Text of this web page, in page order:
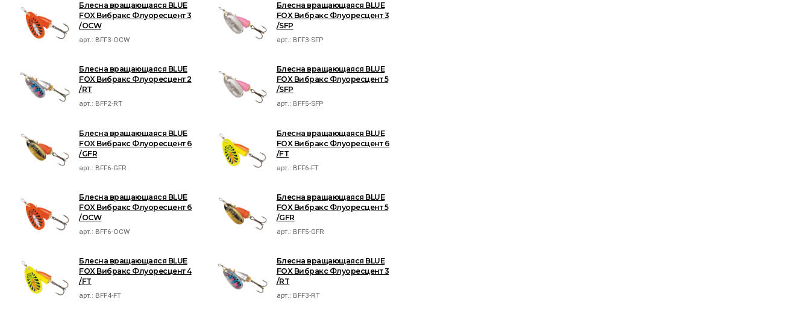
Блесна вращающаяся BLUE
FOX Вибракс Флуоресцент 3
/OCW
арт.: BFF3-OCW
Блесна вращающаяся BLUE
FOX Вибракс Флуоресцент 3
/SFP
арт.: BFF3-SFP
Блесна вращающаяся BLUE
FOX Вибракс Флуоресцент 2
/RT
арт.: BFF2-RT
Блесна вращающаяся BLUE
FOX Вибракс Флуоресцент 5
/SFP
арт.: BFF5-SFP
Блесна вращающаяся BLUE
FOX Вибракс Флуоресцент 6
/GFR
арт.: BFF6-GFR
Блесна вращающаяся BLUE
FOX Вибракс Флуоресцент 6
/FT
арт.: BFF6-FT
Блесна вращающаяся BLUE
FOX Вибракс Флуоресцент 6
/OCW
арт.: BFF6-OCW
Блесна вращающаяся BLUE
FOX Вибракс Флуоресцент 5
/GFR
арт.: BFF5-GFR
Блесна вращающаяся BLUE
FOX Вибракс Флуоресцент 4
/FT
арт.: BFF4-FT
Блесна вращающаяся BLUE
FOX Вибракс Флуоресцент 3
/RT
арт.: BFF3-RT